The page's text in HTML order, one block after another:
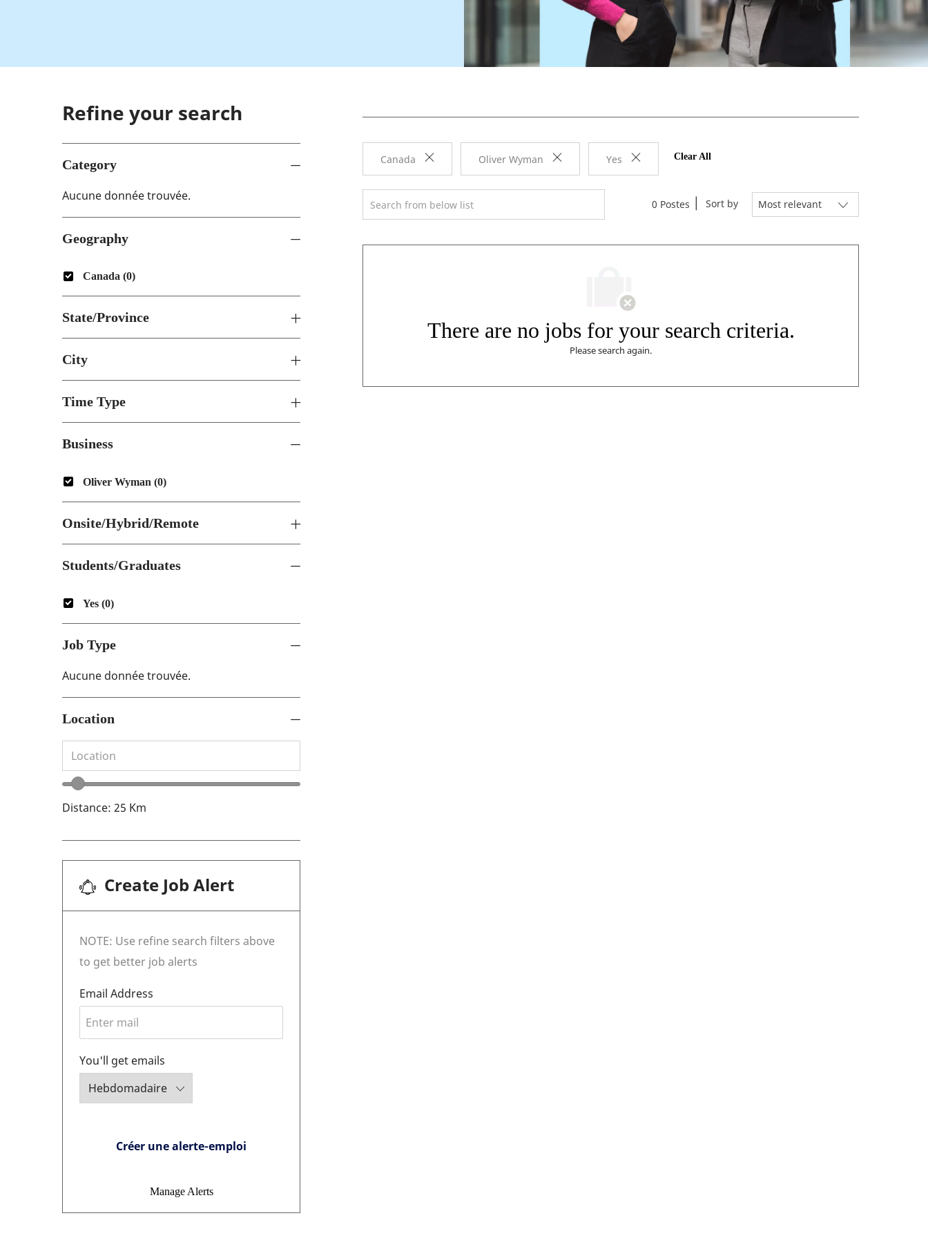
Refine your search
Category
Aucune donnée trouvée.
Category
Geography
Geography
Canada (0)
State/Province
City
Time Type
Business
Business
Oliver Wyman (0)
Onsite/Hybrid/Remote
Students/Graduates
Students/Graduates
Yes (0)
Job Type
Aucune donnée trouvée.
Job Type
Location
Rechercher à partir de la liste ci-dessous
Location
Curseur de plage d’emplacement
Distance: 25 Km
Create Job Alert
NOTE: Use refine search filters above
to get better job alerts
Email Address
Required
You'll get emails
Required
Créer une alerte-emploi
Manage Alerts
Canada Oliver Wyman Yes Clear All
Search from below list
0 Postes Sort by
There are no jobs for your search criteria.
Please search again.